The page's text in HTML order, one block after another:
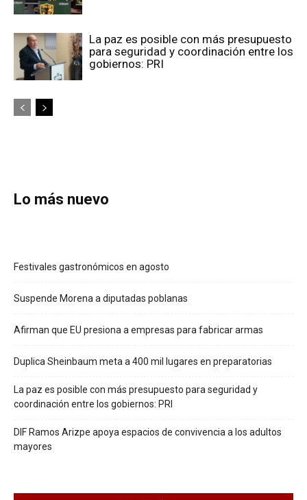
La paz es posible con más presupuesto
para seguridad y coordinación entre los
gobiernos: PRI
Lo más nuevo
Festivales gastronómicos en agosto
Suspende Morena a diputadas poblanas
Afirman que EU presiona a empresas para fabricar armas
Duplica Sheinbaum meta a 400 mil lugares en preparatorias
La paz es posible con más presupuesto para seguridad y
coordinación entre los gobiernos: PRI
DIF Ramos Arizpe apoya espacios de convivencia a los adultos
mayores